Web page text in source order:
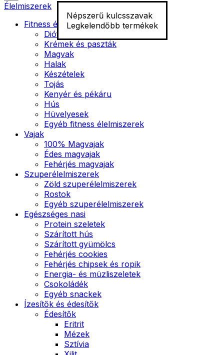
Népszerű kulcsszavak
Legkelendőbb termékek
Élelmiszerek
Fitness élelmiszer
Diófélék
Krémek és paszták
Magvak
Halak
Készételek
Tojás
Kenyér és pékáru
Hús
Hüvelyesek
Egyéb fitness élelmiszerek
Vajak
100% Magvajak
Édes magvajak
Fehérjés magvajak
Szuperélelmiszerek
Zöld szuperélelmiszerek
Rostok
Egyéb szuperélelmiszerek
Egészséges nasi
Protein szeletek
Szárított hús
Szárított gyümölcs
Fehérjés cookies
Fehérjés chipsek és ropik
Energia- és müzliszeletek
Csokoládék
Egyéb snackek
Ízesítők és édesítők
Édesítők
Eritrit
Mézek
Sztívia